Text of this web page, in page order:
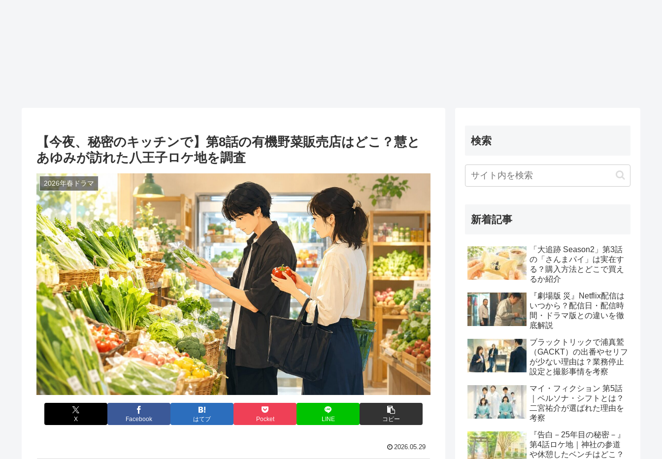
【今夜、秘密のキッチンで】第8話の有機野菜販売店はどこ？慧と
あゆみが訪れた八王子ロケ地を調査
2026年春ドラマ
X Facebook はてブ Pocket LINE コピー
2026.05.29
検索
新着記事
「大追跡 Season2」第3話
の「さんまパイ」は実在す
る？購入方法とどこで買え
るか紹介
『劇場版 災』Netflix配信は
いつから？配信日・配信時
間・ドラマ版との違いを徹
底解説
ブラックトリックで浦真鷲
（GACKT）の出番やセリフ
が少ない理由は？業務停止
設定と撮影事情を考察
マイ・フィクション 第5話
｜ペルソナ・シフトとは？
二宮祐介が選ばれた理由を
考察
『告白－25年目の秘密－』
第4話ロケ地｜神社の参道
や休憩したベンチはどこ？